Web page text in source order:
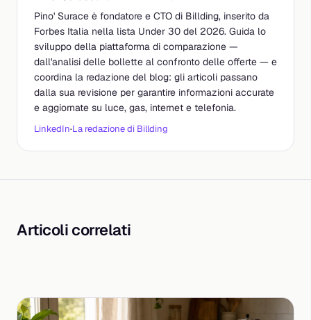
Pino' Surace è fondatore e CTO di Billding, inserito da
Forbes Italia nella lista Under 30 del 2026. Guida lo
sviluppo della piattaforma di comparazione —
dall'analisi delle bollette al confronto delle offerte — e
coordina la redazione del blog: gli articoli passano
dalla sua revisione per garantire informazioni accurate
e aggiornate su luce, gas, internet e telefonia.
LinkedIn·La redazione di Billding
Articoli correlati